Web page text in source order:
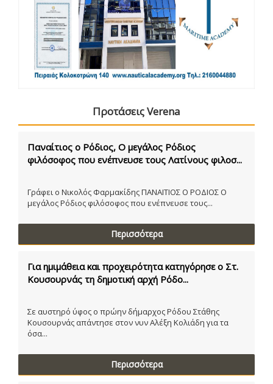
Προτάσεις Verena
Παναίτιος ο Ρόδιος, Ο μεγάλος Ρόδιος
φιλόσοφος που ενέπνευσε τους Λατίνους φιλοσ...
Γράφει ο Νικολός Φαρμακίδης ΠΑΝΑΙΤΙΟΣ Ο ΡΟΔΙΟΣ Ο
μεγάλος Ρόδιος φιλόσοφος που ενέπνευσε τους...
Περισσότερα
Για ημιμάθεια και προχειρότητα κατηγόρησε ο Στ.
Κουσουρνάς τη δημοτική αρχή Ρόδο...
Σε αυστηρό ύφος ο πρώην δήμαρχος Ρόδου Στάθης
Κουσουρνάς απάντησε στον νυν Αλέξη Κολιάδη για τα
όσα...
Περισσότερα